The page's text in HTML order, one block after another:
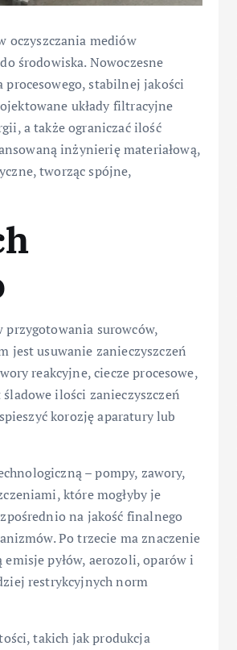
oczyszczania mediów
środowiska. Nowoczesne
stabilnej jakości
układy filtracyjne
a także ograniczać ilość
inżynierię materiałową,
tworząc spójne,
przygotowania surowców,
jest usuwanie zanieczyszczeń
reakcyjne, ciecze procesowe,
ilości zanieczyszczeń
korozję aparatury lub
– pompy, zawory,
które mogłyby je
na jakość finalnego
Po trzecie ma znaczenie
pyłów, aerozoli, oparów i
restrykcyjnych norm
takich jak produkcja